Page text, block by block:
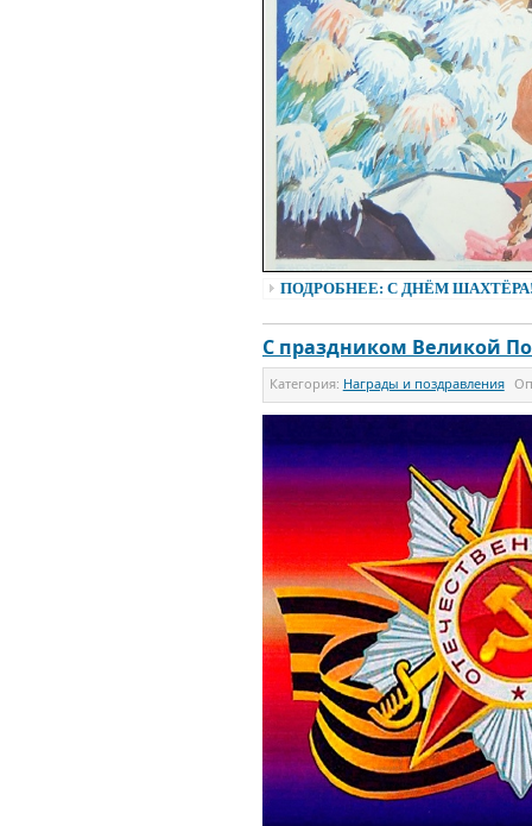
ПОДРОБНЕЕ: С ДНЁМ
С праздником Великой
Категория: Награды и поздравления